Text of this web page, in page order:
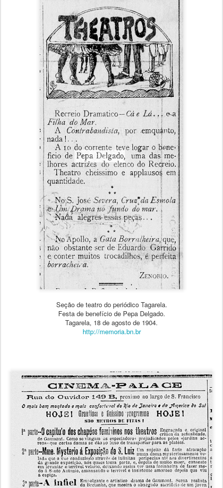
Seção de teatro do periódico Tagarela.
Festa de benefício de Pepa Delgado.
Tagarela, 18 de agosto de 1904.
http://memoria.bn.br